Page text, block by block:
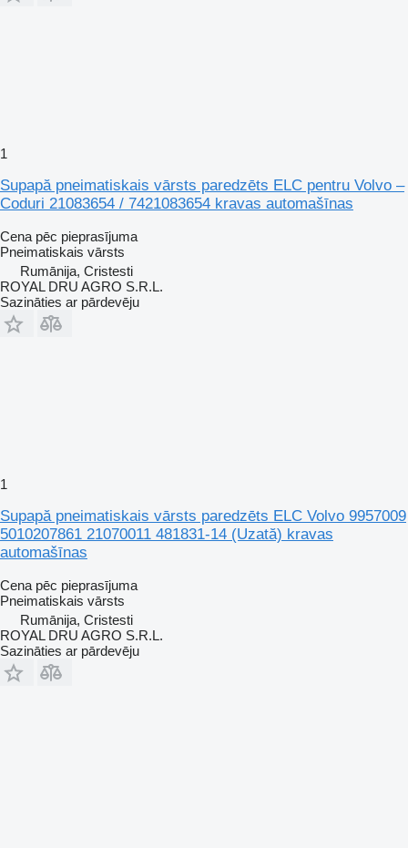
1
Supapă pneimatiskais vārsts paredzēts ELC pentru Volvo –
Coduri 21083654 / 7421083654 kravas automašīnas
Cena pēc pieprasījuma
Pneimatiskais vārsts
Rumānija, Cristesti
ROYAL DRU AGRO S.R.L.
Sazināties ar pārdevēju
1
Supapă pneimatiskais vārsts paredzēts ELC Volvo 9957009
5010207861 21070011 481831-14 (Uzată) kravas
automašīnas
Cena pēc pieprasījuma
Pneimatiskais vārsts
Rumānija, Cristesti
ROYAL DRU AGRO S.R.L.
Sazināties ar pārdevēju